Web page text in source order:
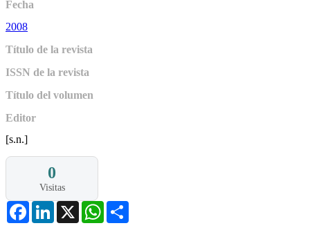
Fecha
2008
Título de la revista
ISSN de la revista
Título del volumen
Editor
[s.n.]
0
Visitas
FacebookLinkedIn
X WhatsApp